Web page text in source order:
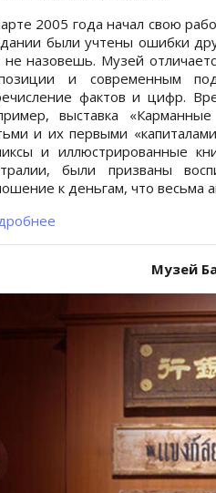
2005 года начал свою
были учтены ошибки
не назовешь. Музей
и современным
фактов и цифр.
выставка
и их первыми
и иллюстрированные
были призваны
к деньгам, что весьма
Музей